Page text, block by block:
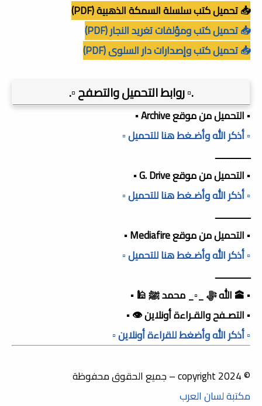
📥 تحميل كتب سلسلة السمكة الذهبية (PDF)
📥 تحميل كتب ومؤلفات تغريد النجار (PDF)
📥 تحميل كتب وإصدارات دار السلوى (PDF)
.▫️ روابط التحميل والتصفح ▫️.
▪️ التحميل من موقع Archive ▪️
▫️ أذكر الله وأضـغط هنا للتحميل ▫️
ـــــــــــــــ
▪️ التحميل من موقع G. Drive ▪️
▫️ أذكر الله وأضـغط هنا للتحميل ▫️
ـــــــــــــــ
▪️ التحميل من موقع Mediafire ▪️
▫️ أذكر الله وأضـغط هنا للتحميل ▫️
ـــــــــــــــ
▪️ 🕋 الله ﷻ _▫️_ محمد ﷺ 🕌 ▪️
▪️ التصـفح والقـراءة أونلاين 👁️ ▪️
▫️ أذكر الله وأضغط للقراءة أونلاين ▫️
© copyright 2024 – جميع الحقوق محفوظة
مكتبة لسان العرب